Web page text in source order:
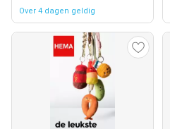
Over 4 dagen geldig